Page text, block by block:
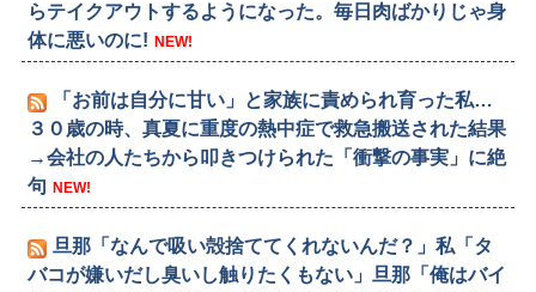
らテイクアウトするようになった。毎日肉ばかりじゃ身
体に悪いのに! NEW!
「お前は自分に甘い」と家族に責められ育った私…
３０歳の時、真夏に重度の熱中症で救急搬送された結果
→会社の人たちから叩きつけられた「衝撃の事実」に絶
句 NEW!
旦那「なんで吸い殻捨ててくれないんだ？」私「タ
バコが嫌いだし臭いし触りたくもない」旦那「俺はバイ